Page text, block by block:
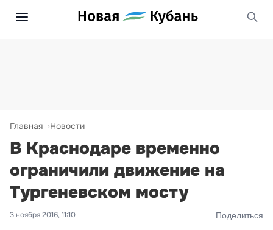
Главная Новости
В Краснодаре временно
ограничили движение на
Тургеневском мосту
3 ноября 2016, 11:10 Поделиться